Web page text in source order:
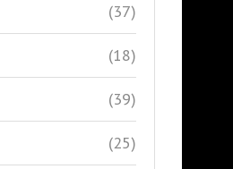
(37)
(18)
(39)
(25)